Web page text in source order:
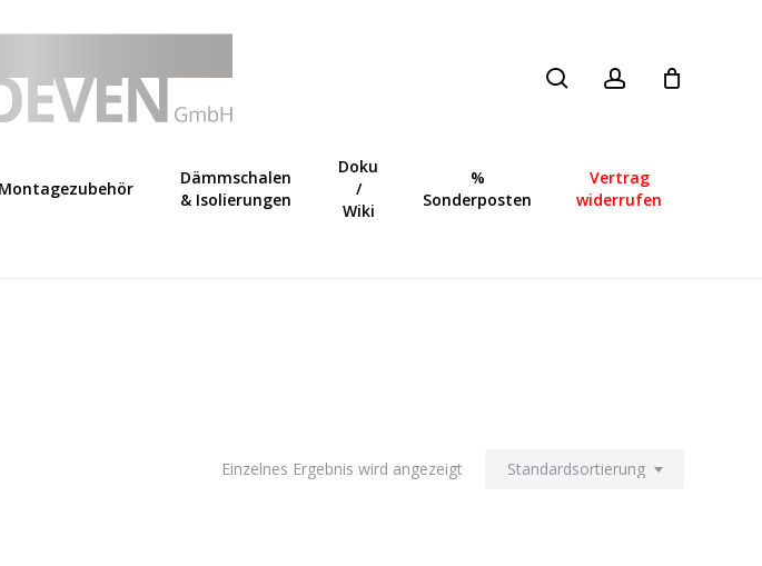
Montagezubehör
Dämmschalen
& Isolierungen
Doku
/
Wiki
%
Sonderposten
Vertrag
widerrufen
Einzelnes Ergebnis wird angezeigt Standardsortierung